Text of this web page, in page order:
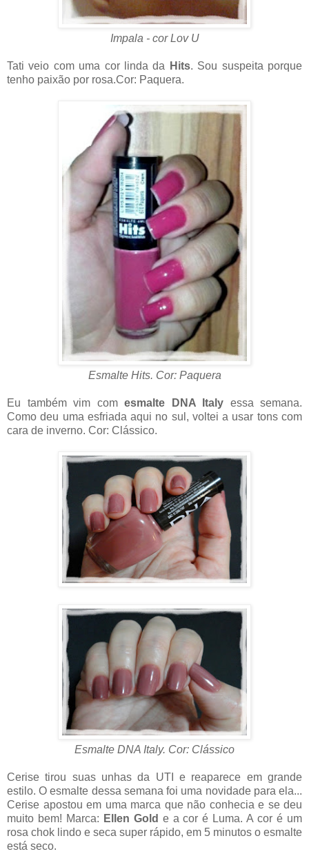
Impala - cor Lov U
Tati veio com uma cor linda da Hits. Sou suspeita porque
tenho paixão por rosa.Cor: Paquera.
Esmalte Hits. Cor: Paquera
Eu também vim com esmalte DNA Italy essa semana.
Como deu uma esfriada aqui no sul, voltei a usar tons com
cara de inverno. Cor: Clássico.
Esmalte DNA Italy. Cor: Clássico
Cerise tirou suas unhas da UTI e reaparece em grande
estilo. O esmalte dessa semana foi uma novidade para ela...
Cerise apostou em uma marca que não conhecia e se deu
muito bem! Marca: Ellen Gold e a cor é Luma. A cor é um
rosa chok lindo e seca super rápido, em 5 minutos o esmalte
está seco.